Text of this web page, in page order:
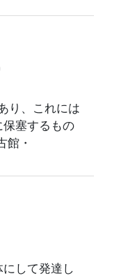
り、これには
塞するもの
館・
して発達し